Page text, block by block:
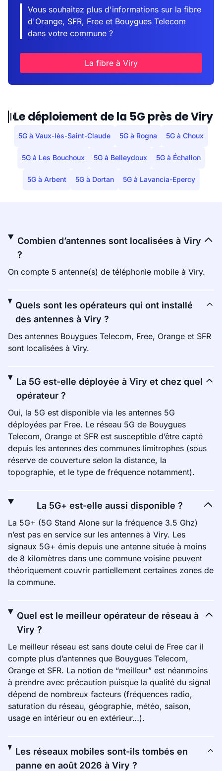
Vous souhaitez plus d'informations sur la fibre
d'Orange, SFR, Free et Bouygues Telecom
dans votre commune ?
La fibre à Viry
Le déploiement de la 5G près de Viry
5G à Vaux-lès-Saint-Claude 5G à Rogna 5G à Choux
5G à Les Bouchoux 5G à Belleydoux 5G à Échallon
5G à Arbent 5G à Dortan 5G à Lavancia-Epercy
Combien d’antennes sont localisées à Viry
?
On compte 5 antenne(s) de téléphonie mobile à Viry.
Quels sont les opérateurs qui ont installé
des antennes à Viry ?
Des antennes Bouygues Telecom, Free, Orange et SFR
sont localisées à Viry.
La 5G est-elle déployée à Viry et chez quel
opérateur ?
Oui, la 5G est disponible via les antennes 5G
déployées par Free. Le réseau 5G de Bouygues
Telecom, Orange et SFR est susceptible d’être capté
depuis les antennes des communes limitrophes (sous
réserve de couverture selon la distance, la
topographie, et le type de fréquence notamment).
La 5G+ est-elle aussi disponible ?
La 5G+ (5G Stand Alone sur la fréquence 3.5 Ghz)
n’est pas en service sur les antennes à Viry. Les
signaux 5G+ émis depuis une antenne située à moins
de 8 kilomètres dans une commune voisine peuvent
théoriquement couvrir partiellement certaines zones de
la commune.
Quel est le meilleur opérateur de réseau à
Viry ?
Le meilleur réseau est sans doute celui de Free car il
compte plus d’antennes que Bouygues Telecom,
Orange et SFR. La notion de “meilleur” est néanmoins
à prendre avec précaution puisque la qualité du signal
dépend de nombreux facteurs (fréquences radio,
saturation du réseau, géographie, météo, saison,
usage en intérieur ou en extérieur…).
Les réseaux mobiles sont-ils tombés en
panne en août 2026 à Viry ?